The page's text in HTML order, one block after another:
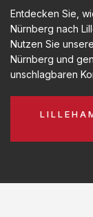
Entdecken Sie,
Nürnberg nach
Nutzen Sie unsere
Nürnberg und
unschlagbaren